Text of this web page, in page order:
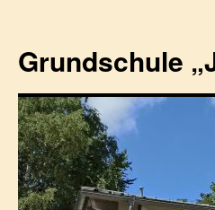
springen
Grundschule